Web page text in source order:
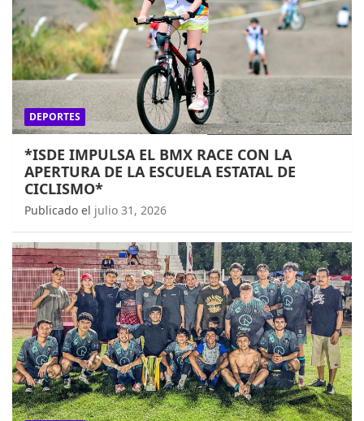
DEPORTES
*ISDE IMPULSA EL BMX RACE CON LA
APERTURA DE LA ESCUELA ESTATAL DE
CICLISMO*
Publicado el julio 31, 2026